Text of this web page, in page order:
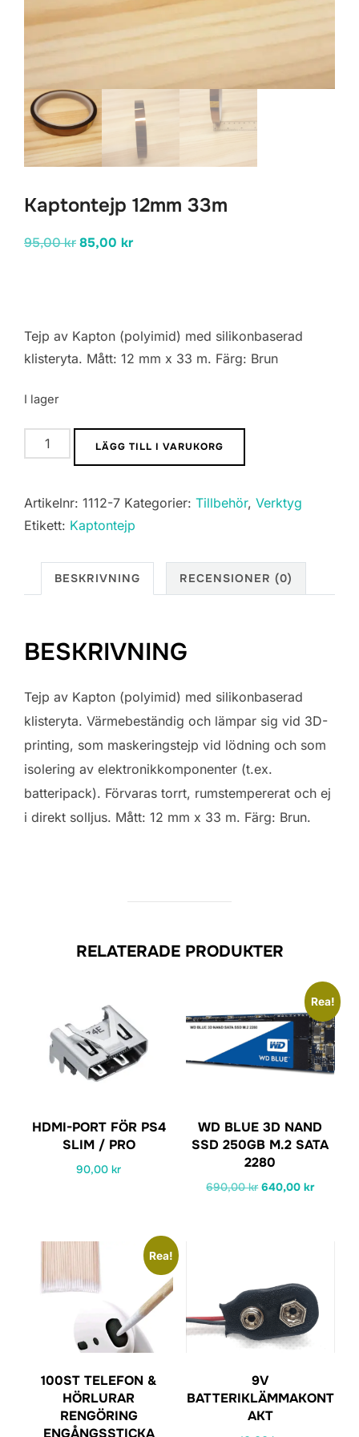
Kaptontejp 12mm 33m
95,00krDet
95,00 kr.
85,00 krDet
85,00 kr.
Tejp av Kapton (polyimid) med silikonbaserad
klisteryta. Mått: 12 mm x 33 m. Färg: Brun
I lager
Kaptontejp
12mm
mängd
LÄGG TILL I VARUKORG
Artikelnr: 1112-7 Kategorier: Tillbehör, Verktyg
Etikett: Kaptontejp
BESKRIVNING RECENSIONER (0)
BESKRIVNING
Tejp av Kapton (polyimid) med silikonbaserad
klisteryta. Värmebeständig och lämpar sig vid 3D-
printing, som maskeringstejp vid lödning och som
isolering av elektronikkomponenter (t.ex.
batteripack). Förvaras torrt, rumstempererat och ej
i direkt solljus. Mått: 12 mm x 33 m. Färg: Brun.
RELATERADE PRODUKTER
HDMI-PORT FÖR PS4
SLIM / PRO
90,00kr
Rea!
WD BLUE 3D NAND
SSD 250GB M.2 SATA
2280
690,00kr Det
640,00krDet
Rea!
100ST TELEFON &
HÖRLURAR
RENGÖRING
9V
BATTERIKLÄMMAKONT
AKT